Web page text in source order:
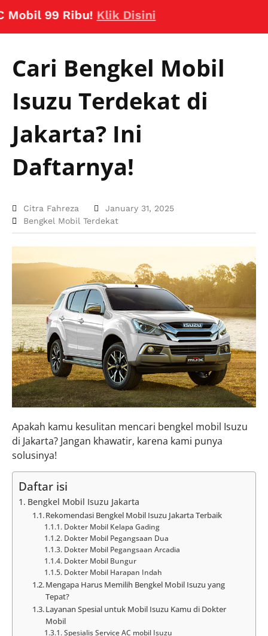
99 Ribu!Klik Disini
Cari Bengkel Mobil
Isuzu Terdekat di
Jakarta? Ini
Daftarnya!
Citra Fahreza
January 31, 2025
Bengkel Mobil Terdekat
Apakah kamu kesulitan mencari bengkel mobil Isuzu
di Jakarta? Jangan khawatir, karena kami punya
solusinya!
Daftar isi
Bengkel Mobil Isuzu Jakarta
Rekomendasi Bengkel Mobil Isuzu Jakarta Terbaik
Dokter Mobil Kelapa Gading
Dokter Mobil Pegangsaan Dua
Dokter Mobil Pegangsaan Arcadia
Dokter Mobil Bungur
Dokter Mobil Harapan Indah
Mengapa Harus Memilih Bengkel Mobil Isuzu yang
Tepat?
Layanan Spesial untuk Mobil Isuzu Kamu di Dokter
Mobil
Spesialis Service AC mobil Isuzu